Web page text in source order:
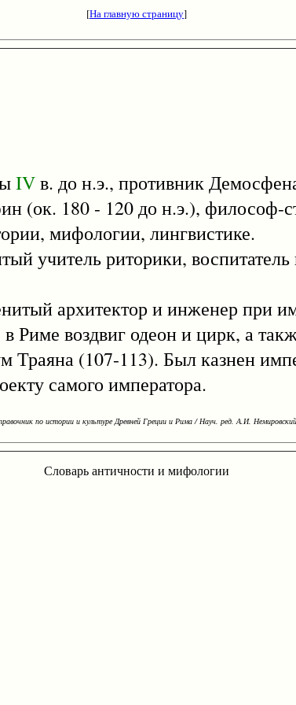
[На главную страницу]
IVв. до н.э., противник
180 - 120 до н.э.), философ-
мифологии, лингвистике.
учитель риторики,
архитектор и инженер при
Риме воздвиг одеон и цирк, а
Траяна (107-113). Был казнен
самого императора.
по истории и культуре Древней Греции и Рима / Науч. ред. А.И.
Словарь античности и мифологии